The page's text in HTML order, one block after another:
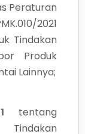
Peraturan
2021
Tindakan
Produk
Lainnya;
tentang